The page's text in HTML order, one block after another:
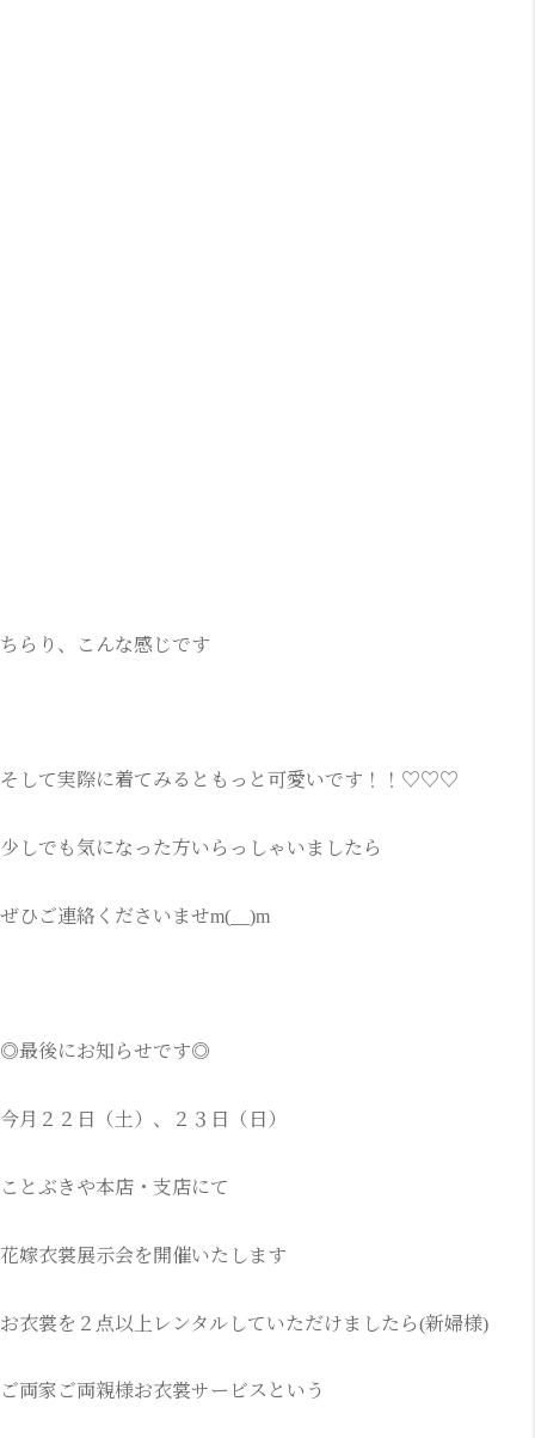
ちらり、こんな感じです
そして実際に着てみるともっと可愛いです！！♡♡♡
少しでも気になった方いらっしゃいましたら
ぜひご連絡くださいませm(__)m
◎最後にお知らせです◎
今月２２日（土）、２３日（日）
ことぶきや本店・支店にて
花嫁衣裳展示会を開催いたします
お衣裳を２点以上レンタルしていただけましたら(新婦様)
ご両家ご両親様お衣裳サービスという